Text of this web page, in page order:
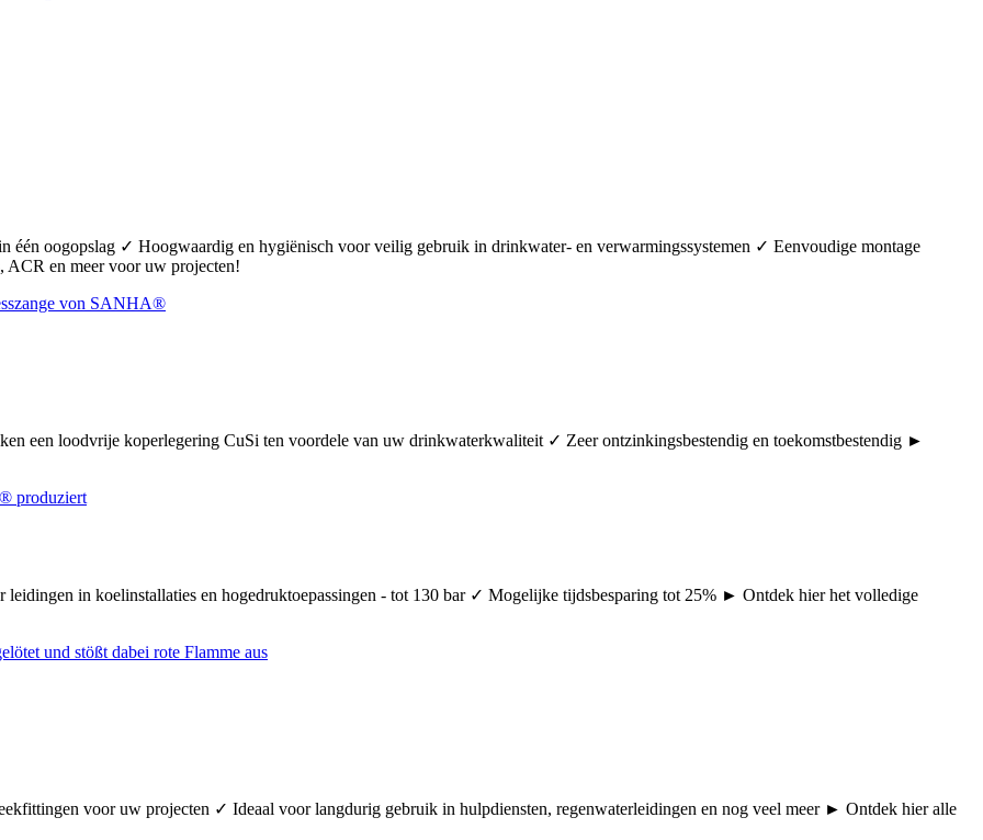
oogopslag ✓ Hoogwaardig en hygiënisch voor veilig gebruik in drinkwater- en verwarmingssystemen ✓ Eenvoudige montage
en meer voor uw projecten!
een loodvrije koperlegering CuSi ten voordele van uw drinkwaterkwaliteit ✓ Zeer ontzinkingsbestendig en toekomstbestendig ►
in koelinstallaties en hogedruktoepassingen - tot 130 bar ✓ Mogelijke tijdsbesparing tot 25% ► Ontdek hier het volledige
voor uw projecten ✓ Ideaal voor langdurig gebruik in hulpdiensten, regenwaterleidingen en nog veel meer ► Ontdek hier alle